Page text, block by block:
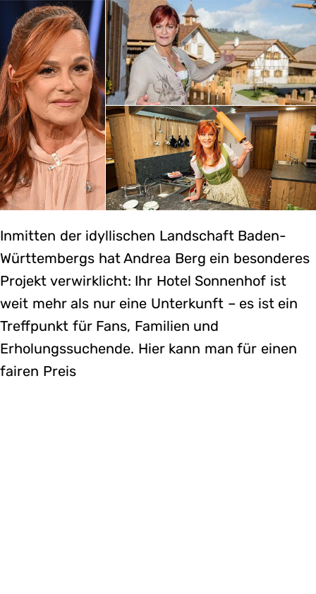
Inmitten der idyllischen Landschaft Baden-
Württembergs hat Andrea Berg ein besonderes
Projekt verwirklicht: Ihr Hotel Sonnenhof ist
weit mehr als nur eine Unterkunft – es ist ein
Treffpunkt für Fans, Familien und
Erholungssuchende. Hier kann man für einen
fairen Preis